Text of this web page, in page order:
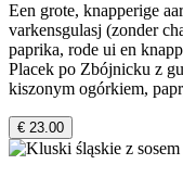
Een grote, knapperige
varkensgulasj (zonder
paprika, rode ui en
Placek po Zbójnicku z
kiszonym ogórkiem,
€ 23.00